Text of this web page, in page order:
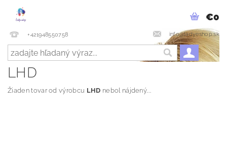
+421948550758 info@ladyeshop.sk
€0
LHD
Žiaden tovar od výrobcu LHD nebol nájdený....